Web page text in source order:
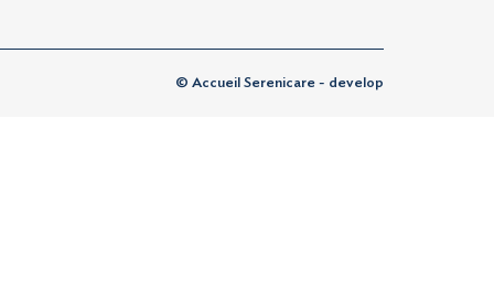
© Accueil Serenicare - develop